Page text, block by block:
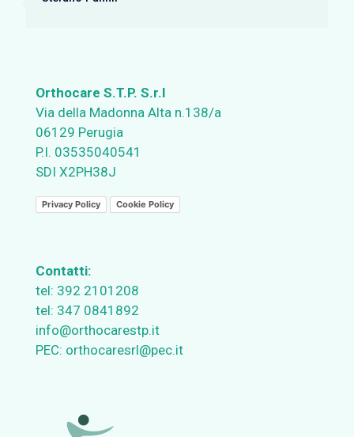
Orthocare S.T.P. S.r.l
Via della Madonna Alta n.138/a
06129 Perugia
P.I. 03535040541
SDI X2PH38J
Privacy Policy Cookie Policy
Contatti:
tel: 392 2101208
tel: 347 0841892
info@orthocarestp.it
PEC: orthocaresrl@pec.it